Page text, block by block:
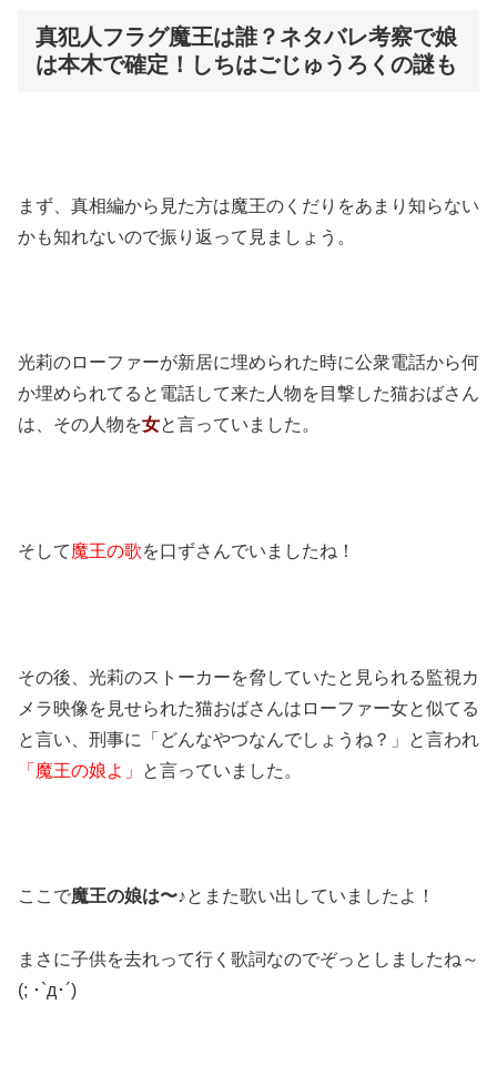
真犯人フラグ魔王は誰？ネタバレ考察で娘
は本木で確定！しちはごじゅうろくの謎も
まず、真相編から見た方は魔王のくだりをあまり知らない
かも知れないので振り返って見ましょう。
光莉のローファーが新居に埋められた時に公衆電話から何
か埋められてると電話して来た人物を目撃した猫おばさん
は、その人物を女と言っていました。
そして魔王の歌を口ずさんでいましたね！
その後、光莉のストーカーを脅していたと見られる監視カ
メラ映像を見せられた猫おばさんはローファー女と似てる
と言い、刑事に「どんなやつなんでしょうね？」と言われ
「魔王の娘よ」
と言っていました。
ここで魔王の娘は〜♪とまた歌い出していましたよ！
まさに子供を去れって行く歌詞なのでぞっとしましたね～
(; ･`д･´)